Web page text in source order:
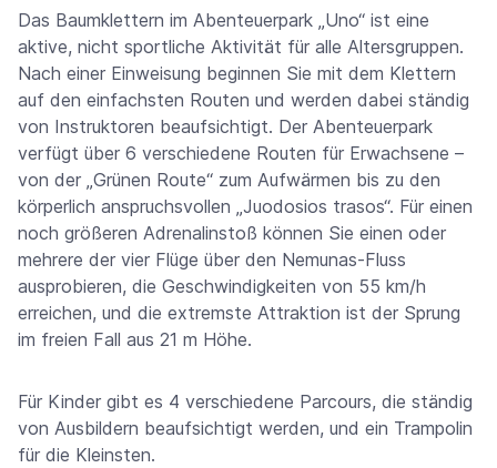
Das Baumklettern im Abenteuerpark „Uno“ ist eine
aktive, nicht sportliche Aktivität für alle Altersgruppen.
Nach einer Einweisung beginnen Sie mit dem Klettern
auf den einfachsten Routen und werden dabei ständig
von Instruktoren beaufsichtigt. Der Abenteuerpark
verfügt über 6 verschiedene Routen für Erwachsene –
von der „Grünen Route“ zum Aufwärmen bis zu den
körperlich anspruchsvollen „Juodosios trasos“. Für einen
noch größeren Adrenalinstoß können Sie einen oder
mehrere der vier Flüge über den Nemunas-Fluss
ausprobieren, die Geschwindigkeiten von 55 km/h
erreichen, und die extremste Attraktion ist der Sprung
im freien Fall aus 21 m Höhe.
Für Kinder gibt es 4 verschiedene Parcours, die ständig
von Ausbildern beaufsichtigt werden, und ein Trampolin
für die Kleinsten.